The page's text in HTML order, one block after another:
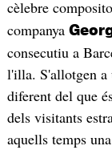
cèlebre
companya
consecutiu a
l'illa. S'allotgen a
diferent del que
dels visitants
aquells temps